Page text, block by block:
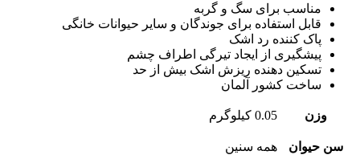
مناسب برای سگ و گربه
قابل استفاده برای جوندگان و سایر حیوانات خانگی
پاک کننده رد اشک
پیشگیری از ایجاد تیرگی اطراف چشم
تسکین دهنده ریزش اشک بیش از حد
ساخت کشور آلمان
وزن 0.05 کیلوگرم
سن حیوان همه سنین